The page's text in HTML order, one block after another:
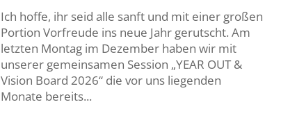
Ich hoffe, ihr seid alle sanft und mit einer großen
Portion Vorfreude ins neue Jahr gerutscht. Am
letzten Montag im Dezember haben wir mit
unserer gemeinsamen Session „YEAR OUT &
Vision Board 2026“ die vor uns liegenden
Monate bereits...